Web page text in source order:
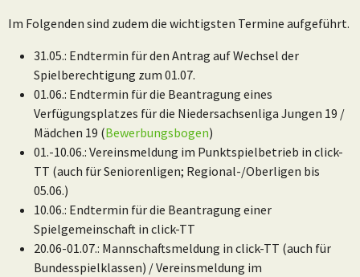
Im Folgenden sind zudem die wichtigsten Termine aufgeführt.
31.05.: Endtermin für den Antrag auf Wechsel der
Spielberechtigung zum 01.07.
01.06.: Endtermin für die Beantragung eines
Verfügungsplatzes für die Niedersachsenliga Jungen 19 /
Mädchen 19 (Bewerbungsbogen)
01.-10.06.: Vereinsmeldung im Punktspielbetrieb in click-
TT (auch für Seniorenligen; Regional-/Oberligen bis
05.06.)
10.06.: Endtermin für die Beantragung einer
Spielgemeinschaft in click-TT
20.06-01.07.: Mannschaftsmeldung in click-TT (auch für
Bundesspielklassen) / Vereinsmeldung im